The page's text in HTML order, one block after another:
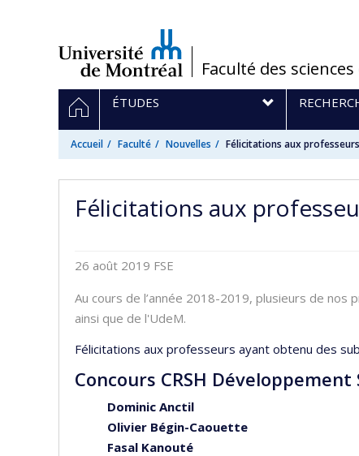
/Faculté des
Navigation
principale
ACCUEIL
ÉTUDES
Accueil Faculté Nouvelles Félicitations aux
Félicitations aux
26 août 2019 FSE
Au cours de l’année 2018-2019, plusieurs de
ainsi que de l'UdeM.
Félicitations aux professeurs ayant obtenu des
Concours CRSH Développement
Dominic Anctil
Olivier Bégin-Caouette
Fasal Kanouté